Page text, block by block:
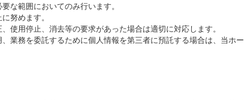
な範囲においてのみ行います。
努めます。
使用停止、消去等の要求があった場合は適切に対応します。
業務を委託するために個人情報を第三者に預託する場合は、当ホー